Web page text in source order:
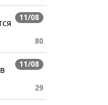
11/08
80
11/08
29